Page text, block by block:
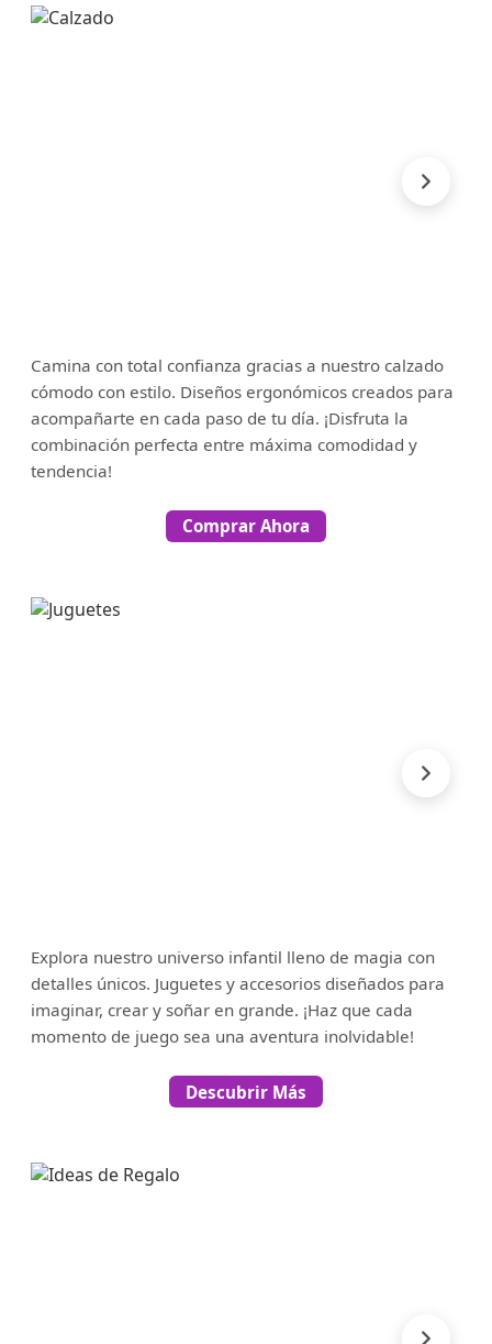
Camina con total confianza gracias a nuestro calzado
cómodo con estilo. Diseños ergonómicos creados para
acompañarte en cada paso de tu día. ¡Disfruta la
combinación perfecta entre máxima comodidad y
tendencia!
Comprar Ahora
Explora nuestro universo infantil lleno de magia con
detalles únicos. Juguetes y accesorios diseñados para
imaginar, crear y soñar en grande. ¡Haz que cada
momento de juego sea una aventura inolvidable!
Descubrir Más